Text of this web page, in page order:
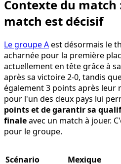
Contexte du match
match est décisif
Le groupe Aest désormais le
acharnée pour la première
actuellement en tête grâce à
après sa victoire 2-0, tandis
également 3 points après leur
pour l'un des deux pays lui
points et de garantir sa
finaleavec un match à jouer.
pour le groupe.
Scénario Mexique